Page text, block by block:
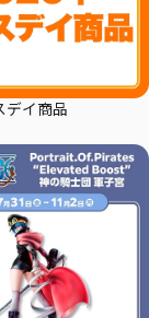
デイ商品